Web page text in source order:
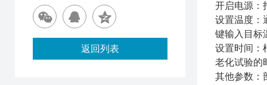
开启电源：
设置温度：
键输入目标
设置时间：
老化试验的
其他参数：
返回列表